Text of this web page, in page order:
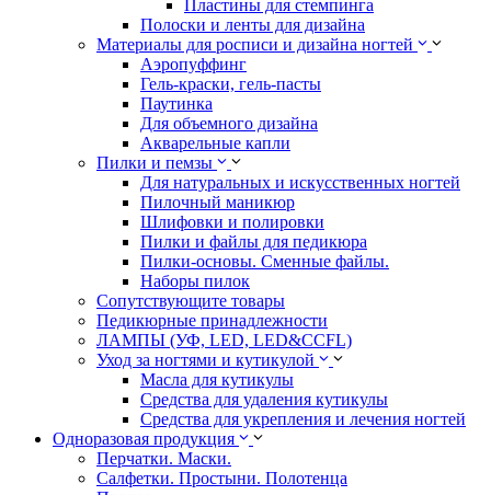
Пластины для стемпинга
Полоски и ленты для дизайна
Материалы для росписи и дизайна ногтей
Аэропуффинг
Гель-краски, гель-пасты
Паутинка
Для объемного дизайна
Акварельные капли
Пилки и пемзы
Для натуральных и искусственных ногтей
Пилочный маникюр
Шлифовки и полировки
Пилки и файлы для педикюра
Пилки-основы. Сменные файлы.
Наборы пилок
Сопутствующите товары
Педикюрные принадлежности
ЛАМПЫ (УФ, LED, LED&CCFL)
Уход за ногтями и кутикулой
Масла для кутикулы
Средства для удаления кутикулы
Средства для укрепления и лечения ногтей
Одноразовая продукция
Перчатки. Маски.
Салфетки. Простыни. Полотенца